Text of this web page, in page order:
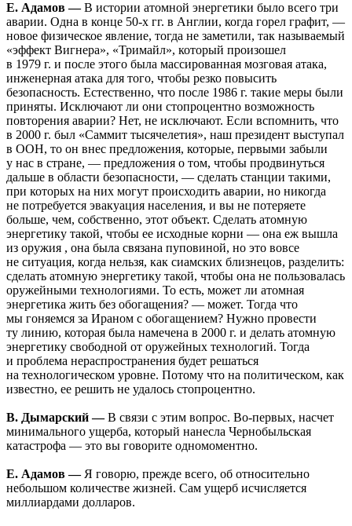
Е. Адамов —В истории атомной энергетики было всего три
аварии. Одна в конце 50-х гг. в Англии, когда горел графит, —
новое физическое явление, тогда не заметили, так называемый
«эффект Вигнера», «Тримайл», который произошел
в 1979 г. и после этого была массированная мозговая атака,
инженерная атака для того, чтобы резко повысить
безопасность. Естественно, что после 1986 г. такие меры были
приняты. Исключают ли они стопроцентно возможность
повторения аварии? Нет, не исключают. Если вспомнить, что
в 2000 г. был «Саммит тысячелетия», наш президент выступал
в ООН, то он внес предложения, которые, первыми забыли
у нас в стране, — предложения о том, чтобы продвинуться
дальше в области безопасности, — сделать станции такими,
при которых на них могут происходить аварии, но никогда
не потребуется эвакуация населения, и вы не потеряете
больше, чем, собственно, этот объект. Сделать атомную
энергетику такой, чтобы ее исходные корни — она еж вышла
из оружия , она была связана пуповиной, но это вовсе
не ситуация, когда нельзя, как сиамских близнецов, разделить:
сделать атомную энергетику такой, чтобы она не пользовалась
оружейными технологиями. То есть, может ли атомная
энергетика жить без обогащения? — может. Тогда что
мы гоняемся за Ираном с обогащением? Нужно провести
ту линию, которая была намечена в 2000 г. и делать атомную
энергетику свободной от оружейных технологий. Тогда
и проблема нераспространения будет решаться
на технологическом уровне. Потому что на политическом, как
известно, ее решить не удалось стопроцентно.
В. Дымарский —В связи с этим вопрос. Во-первых, насчет
минимального ущерба, который нанесла Чернобыльская
катастрофа — это вы говорите одномоментно.
Е. Адамов —Я говорю, прежде всего, об относительно
небольшом количестве жизней. Сам ущерб исчисляется
миллиардами долларов.